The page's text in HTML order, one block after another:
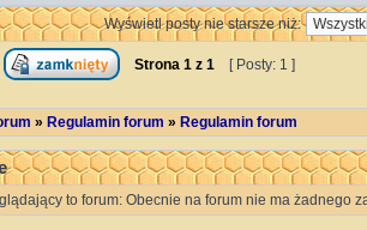
Wyświetl posty nie starsze niż:
Strona 1 z 1 [ Posty: 1 ]
» Regulamin forum » Regulamin forum
to forum: Obecnie na forum nie ma żadnego